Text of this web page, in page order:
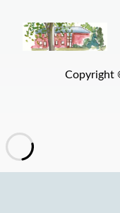
Copyright